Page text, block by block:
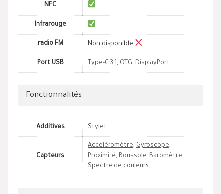
NFC
Infrarouge
radio FM Non disponible
Port USB Type-C 3.1, OTG, DisplayPort
Fonctionnalités
Additives Stylet
Capteurs
Accéléromètre, Gyroscope,
Proximité, Boussole, Baromètre,
Spectre de couleurs